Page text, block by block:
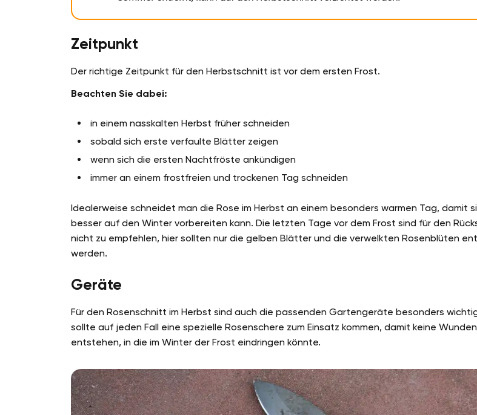
Zeitpunkt
Der richtige Zeitpunkt für den Herbstschnitt ist vor dem ersten Frost.
Beachten Sie dabei:
in einem nasskalten Herbst früher schneiden
sobald sich erste verfaulte Blätter zeigen
wenn sich die ersten Nachtfröste ankündigen
immer an einem frostfreien und trockenen Tag schneiden
Idealerweise schneidet man die Rose im Herbst an einem besonders warmen Tag, damit
besser auf den Winter vorbereiten kann. Die letzten Tage vor dem Frost sind für den
nicht zu empfehlen, hier sollten nur die gelben Blätter und die verwelkten Rosenblüten
werden.
Geräte
Für den Rosenschnitt im Herbst sind auch die passenden Gartengeräte besonders
sollte auf jeden Fall eine spezielle Rosenschere zum Einsatz kommen, damit keine Wunden
entstehen, in die im Winter der Frost eindringen könnte.